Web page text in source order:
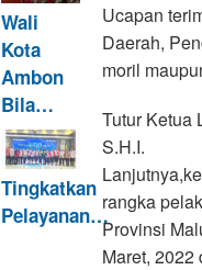
Wali
Kota
Ambon
Bila…
Tingkatkan
Pelayanan…
Ucapan
Daerah,
moril
Tutur Ketua
S.H.I.
rangka
Provinsi
Maret, 2022